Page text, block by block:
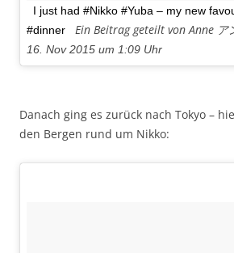
I just had #Nikko #Yuba – my new
#dinner Ein Beitrag geteilt von Anne ア
16. Nov 2015 um 1:09 Uhr
Danach ging es zurück nach Tokyo –
den Bergen rund um Nikko: